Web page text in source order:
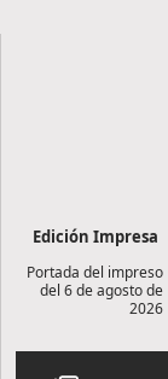
Edición Impresa
Portada del impreso
del 6 de agosto de
2026